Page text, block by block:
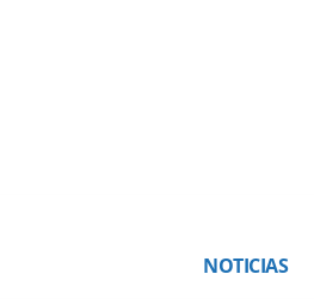
NOTICIAS